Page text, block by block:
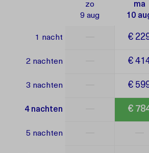
zo
9 aug
ma
10
1 nacht €
2 nachten €
3 nachten €
4 nachten €
5 nachten